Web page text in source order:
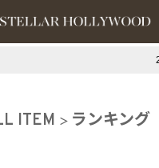
#スタッフイチ押し（
ITEM ランキング